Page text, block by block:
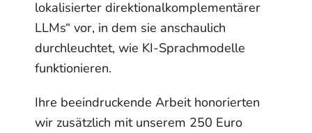
lokalisierter direktionalkomplementärer
LLMs“ vor, in dem sie anschaulich
durchleuchtet, wie KI-Sprachmodelle
funktionieren.
Ihre beeindruckende Arbeit honorierten
wir zusätzlich mit unserem 250 Euro